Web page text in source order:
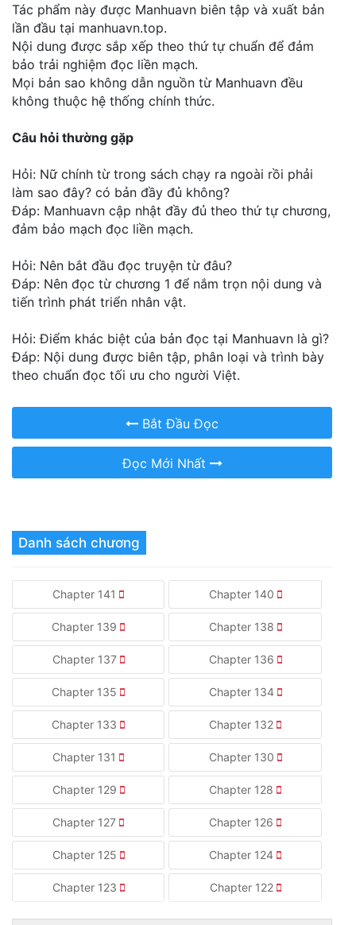
Tải
App
Tác phẩm này được Manhuavn biên tập và xuất bản
lần đầu tại manhuavn.top.
Nội dung được sắp xếp theo thứ tự chuẩn để đảm
bảo trải nghiệm đọc liền mạch.
Mọi bản sao không dẫn nguồn từ Manhuavn đều
không thuộc hệ thống chính thức.
Câu hỏi thường gặp
Hỏi: Nữ chính từ trong sách chạy ra ngoài rồi phải
làm sao đây? có bản đầy đủ không?
Đáp: Manhuavn cập nhật đầy đủ theo thứ tự chương,
đảm bảo mạch đọc liền mạch.
Hỏi: Nên bắt đầu đọc truyện từ đâu?
Đáp: Nên đọc từ chương 1 để nắm trọn nội dung và
tiến trình phát triển nhân vật.
Hỏi: Điểm khác biệt của bản đọc tại Manhuavn là gì?
Đáp: Nội dung được biên tập, phân loại và trình bày
theo chuẩn đọc tối ưu cho người Việt.
Bắt Đầu Đọc
Đọc Mới Nhất
Danh sách chương
Chapter 141 Chapter 140
Chapter 139 Chapter 138
Chapter 137 Chapter 136
Chapter 135 Chapter 134
Chapter 133 Chapter 132
Chapter 131 Chapter 130
Chapter 129 Chapter 128
Chapter 127 Chapter 126
Chapter 125 Chapter 124
Chapter 123 Chapter 122